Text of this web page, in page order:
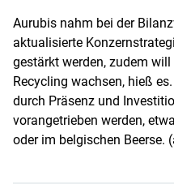
Aurubis nahm bei der
aktualisierte
gestärkt werden, zudem
Recycling wachsen, hieß
durch Präsenz und
vorangetrieben werden,
oder im belgischen Beerse.